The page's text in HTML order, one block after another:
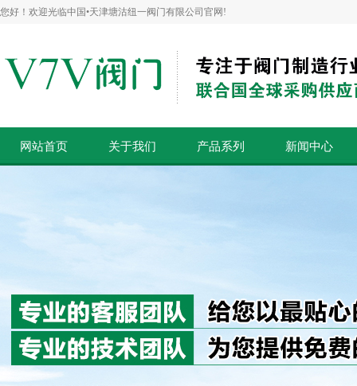
您好！欢迎光临中国•天津塘沽纽一阀门有限公司官网!
网站首页 关于我们 产品系列 新闻中心